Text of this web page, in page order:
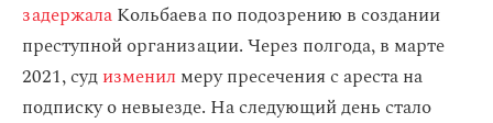
задержалаКольбаева по подозрению в создании
преступной организации. Через полгода, в марте
2021, судизменил меру пресечения с ареста на
подписку о невыезде. На следующий день стало